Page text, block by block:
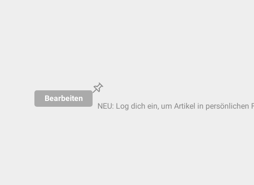
Bearbeiten
NEU: Log dich ein, um Artikel in persönlichen